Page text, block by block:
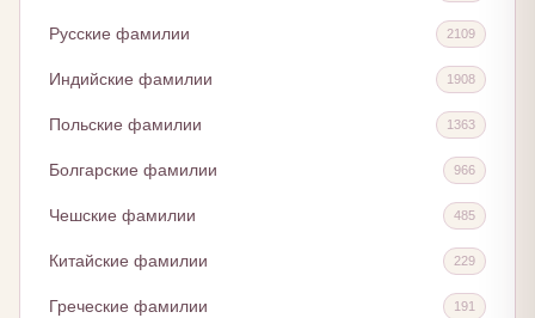
Русские фамилии 2109
Индийские фамилии 1908
Польские фамилии 1363
Болгарские фамилии 966
Чешские фамилии 485
Китайские фамилии 229
Греческие фамилии 191